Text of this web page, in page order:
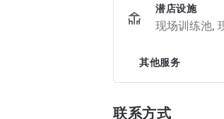
潜店设施
现场训练池,
其他服务
联系方式